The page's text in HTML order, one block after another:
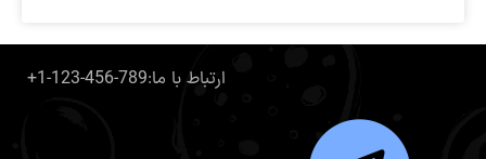
+1-123-456-789:ارتباط با ما